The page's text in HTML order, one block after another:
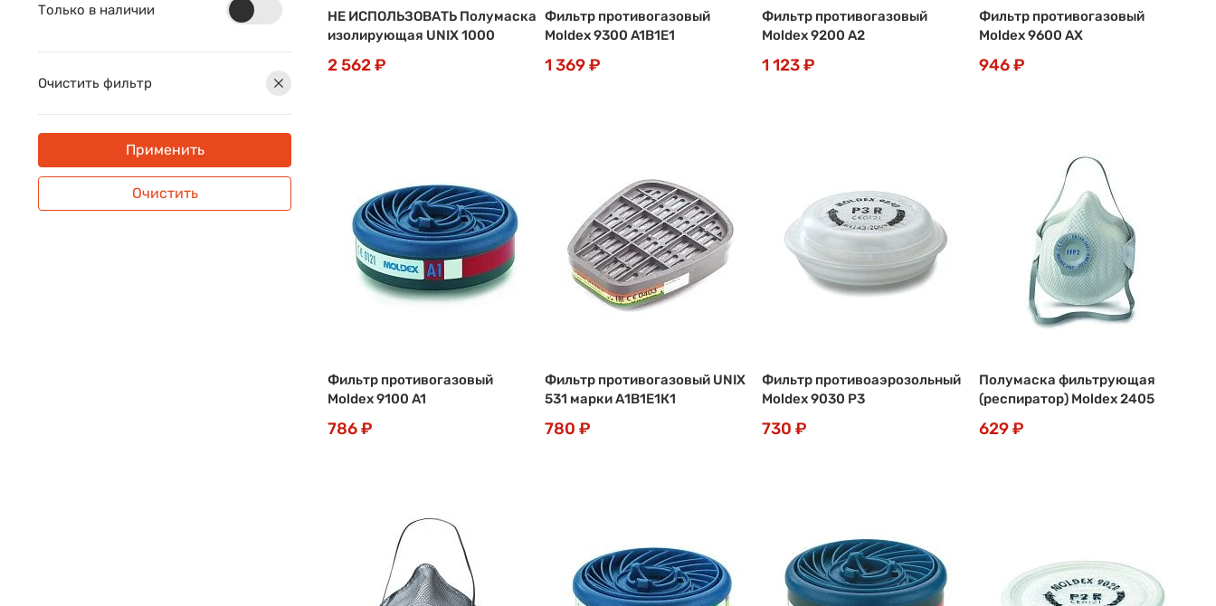
Только в наличии
Очистить фильтр
Применить
Очистить
НЕ ИСПОЛЬЗОВАТЬ Полумаска
изолирующая UNIX 1000
2 562 ₽
Фильтр противогазовый
Moldex 9300 A1В1Е1
1 369 ₽
Фильтр противогазовый
Moldex 9200 A2
1 123 ₽
Фильтр противогазовый
Moldex 9600 АХ
946 ₽
Фильтр противогазовый
Moldex 9100 A1
786 ₽
Фильтр противогазовый UNIX
531 марки А1В1Е1К1
780 ₽
Фильтр противоаэрозольный
Moldex 9030 P3
730 ₽
Полумаска фильтрующая
(респиратор) Moldex 2405
629 ₽